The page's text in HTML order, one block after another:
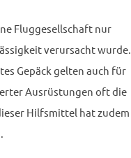
Fluggesellschaft nur
verursacht wurde.
Gepäck gelten auch für
Ausrüstungen oft die
Hilfsmittel hat zudem